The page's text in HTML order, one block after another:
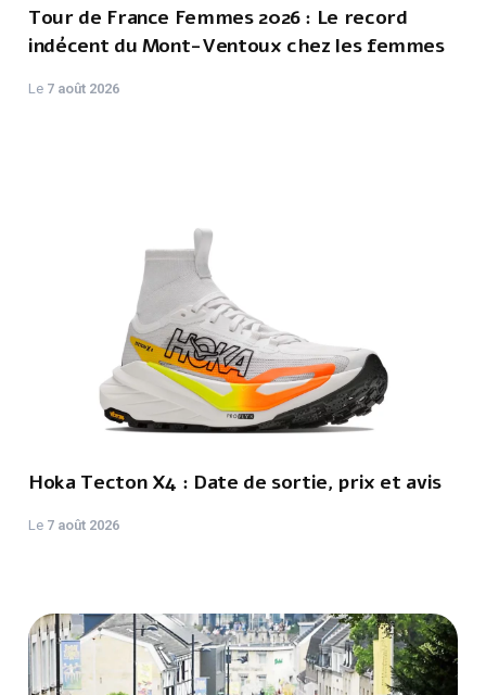
Tour de France Femmes 2026 : Le record
indécent du Mont-Ventoux chez les femmes
Le 7 août 2026
Hoka Tecton X4 : Date de sortie, prix et avis
Le 7 août 2026